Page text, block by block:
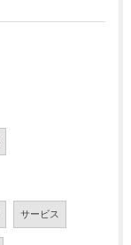
サービス